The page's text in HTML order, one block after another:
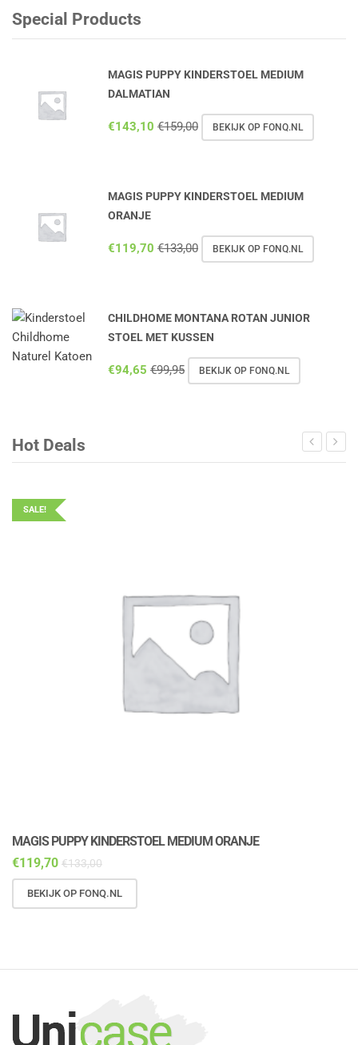
Special Products
MAGIS PUPPY KINDERSTOEL MEDIUM
DALMATIAN
€143,10 €159,00 BEKIJK OP FONQ.NL
MAGIS PUPPY KINDERSTOEL MEDIUM
ORANJE
€119,70 €133,00 BEKIJK OP FONQ.NL
CHILDHOME MONTANA ROTAN JUNIOR
STOEL MET KUSSEN
€94,65 €99,95 BEKIJK OP FONQ.NL
Hot Deals
SALE!
MAGIS PUPPY KINDERSTOEL MEDIUM ORANJE
€119,70 €133,00
BEKIJK OP FONQ.NL